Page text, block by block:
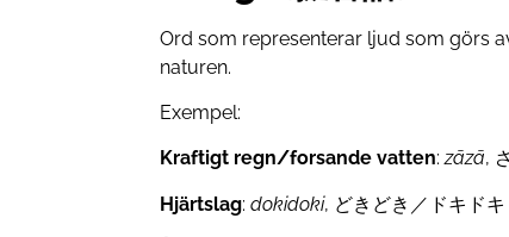
Ord som representerar ljud som görs
naturen.
Exempel:
Kraftigt regn/forsande vatten:zāzā,
Hjärtslag:dokidoki, どきどき／ドキドキ